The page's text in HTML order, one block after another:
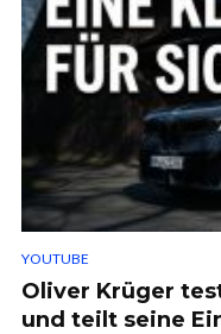
YOUTUBE
Oliver Krüger
und teilt seine